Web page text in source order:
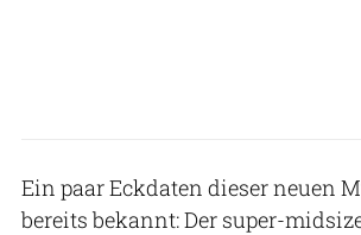
Ein paar Eckdaten dieser neuen
bereits bekannt: Der super-